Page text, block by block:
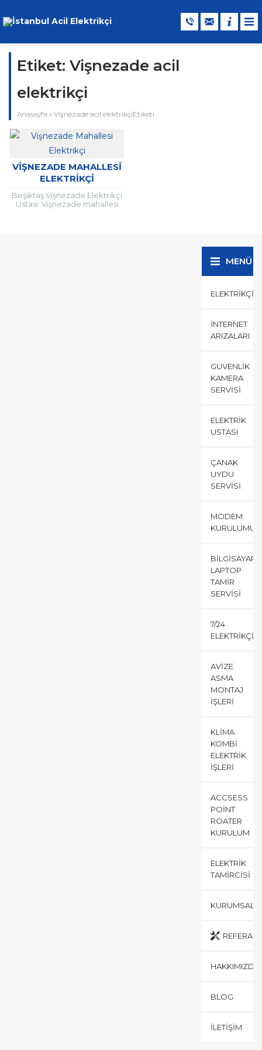
Etiket: Vişnezade acil
elektrikçi
Anasayfa » Vişnezade acil elektrikçiEtiketi
VIŞNEZADE MAHALLESI
ELEKTRIKÇI
Beşiktaş Vişnezade Elektrikçi
Ustası Vişnezade mahallesi
MENÜ
ELEKTRIKÇI
İNTERNET
ARIZALARI
GÜVENLIK
KAMERA
SERVISI
ELEKTRIK
USTASI
ÇANAK
UYDU
SERVISI
MODEM
KURULUMU
BILGISAYAR
LAPTOP
TAMIR
SERVISI
7/24
ELEKTRIKÇI
AVIZE
ASMA
MONTAJ
İŞLERI
KLIMA
KOMBI
ELEKTRIK
İŞLERI
ACCSESS
POINT
ROATER
KURULUM
ELEKTRIK
TAMIRCISI
KURUMSAL
HAKKIMIZDA
BLOG
İLETIŞIM